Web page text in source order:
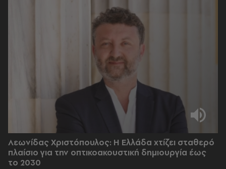
Λεωνίδας Χριστόπουλος: Η Ελλάδα χτίζει σταθερό
πλαίσιο για την οπτικοακουστική δημιουργία έως
το 2030